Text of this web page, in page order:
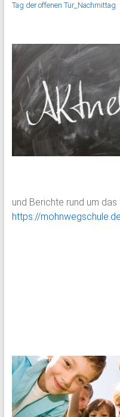
Tag der offenen Tür_Nachmittag
und Berichte rund um das
https://